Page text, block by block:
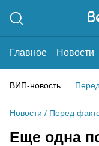
Главное Новости
ВИП-новость
Новости / Перед
Еще одна